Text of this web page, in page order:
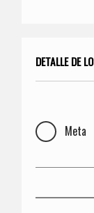
DETALLE DE
Meta